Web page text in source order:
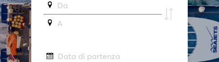
Da
A
Data di partenza